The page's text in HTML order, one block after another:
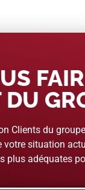
Clients du
situation
plus adéquates